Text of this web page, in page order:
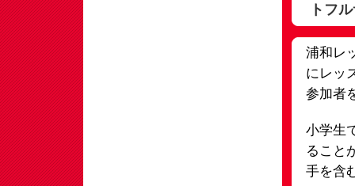
トフ
浦和レ
にレッ
参加者
小学生
ること
手を含